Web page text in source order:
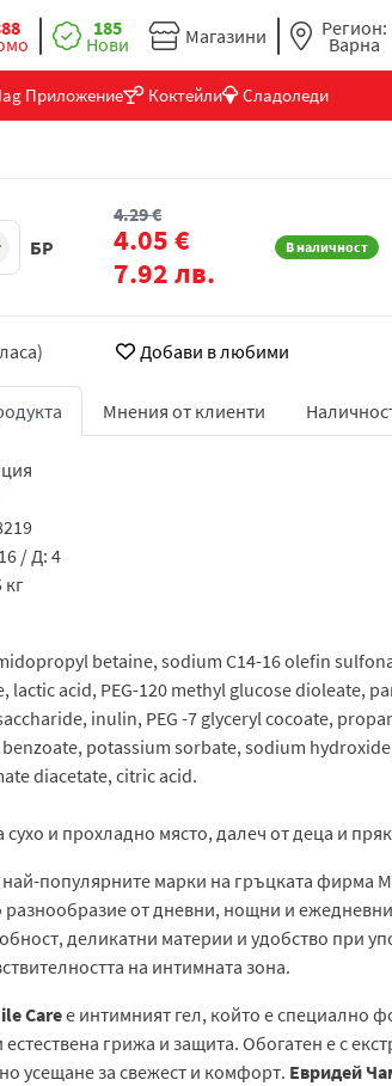
185
Нови Магазини Регион:
Варна
Приложение Коктейли Сладоледи
БР В наличност
4.29€
4.05€
7.92лв.
Добави в любими
Мнения от клиенти
/ Д: 4
кг
betaine, sodium C14-16 olefin
lactic acid, PEG-120 methyl glucose dioleate,
inulin, PEG -7 glyceryl cocoate,
potassium sorbate, sodium
diacetate, citric acid.
сухо и прохладно място, далеч от деца и
най-популярните марки на гръцката фирма
от дневни, нощни и
деликатни материи и удобство при
на интимната зона.
Careе интимният гел, който е специално
грижа и защита. Обогатен е с
усещане за свежест и комфорт. Евридей